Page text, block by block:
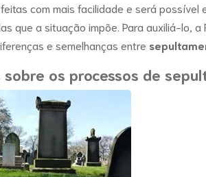
com mais facilidade e será
que a situação impõe. Para auxiliá-lo,
e semelhanças entre
sobre os processos de